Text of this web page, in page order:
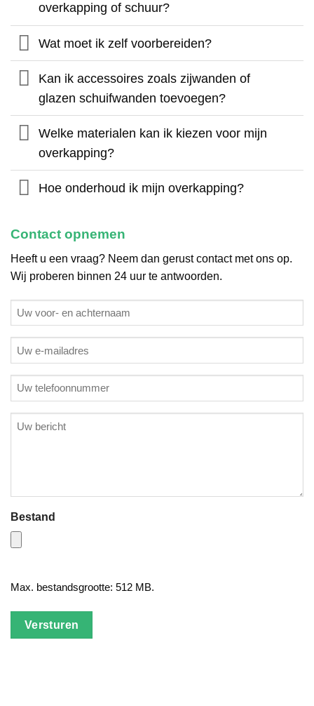
overkapping of schuur?
Wat moet ik zelf voorbereiden?
Kan ik accessoires zoals zijwanden of
glazen schuifwanden toevoegen?
Welke materialen kan ik kiezen voor mijn
overkapping?
Hoe onderhoud ik mijn overkapping?
Contact opnemen
Heeft u een vraag? Neem dan gerust contact met ons op.
Wij proberen binnen 24 uur te antwoorden.
Geen
titel
E-
mailadres(Vereist)
Telefoon
Geen
Bestand
Max. bestandsgrootte: 512 MB.
Versturen